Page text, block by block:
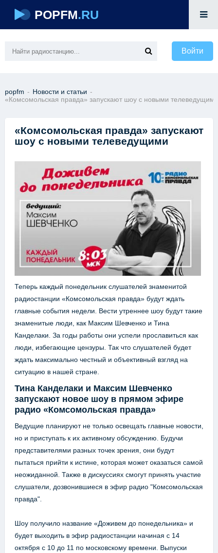
POPFM.RU
Войти
popfm - Новости и статьи -
«Комсомольская правда» запускают шоу с новыми телеведущими
«Комсомольская правда» запускают
шоу с новыми телеведущими
Теперь каждый понедельник слушателей знаменитой
радиостанции «Комсомольская правда» будут ждать
главные события недели. Вести утреннее шоу будут такие
знаменитые люди, как Максим Шевченко и Тина
Канделаки. За годы работы они успели прославиться как
люди, избегающие цензуры. Так что слушателей будет
ждать максимально честный и объективный взгляд на
ситуацию в нашей стране.
Тина Канделаки и Максим Шевченко
запускают новое шоу в прямом эфире
радио «Комсомольская правда»
Ведущие планируют не только освещать главные новости,
но и приступать к их активному обсуждению. Будучи
представителями разных точек зрения, они будут
пытаться прийти к истине, которая может оказаться самой
неожиданной. Также в дискуссиях смогут принять участие
слушатели, дозвонившиеся в эфир радио "Комсомольская
правда".
Шоу получило название «Доживем до понедельника» и
будет выходить в эфир радиостанции начиная с 14
октября с 10 до 11 по московскому времени. Выпуски